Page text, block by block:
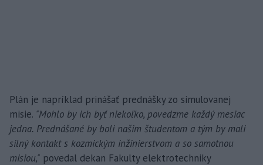
Plán je napríklad prinášať prednášky zo simulovanej
misie. "Mohlo by ich byť niekoľko, povedzme každý mesiac
jedna. Prednášané by boli našim študentom a tým by mali
silný kontakt s kozmickým inžinierstvom a so samotnou
misiou," povedal dekan Fakulty elektrotechniky